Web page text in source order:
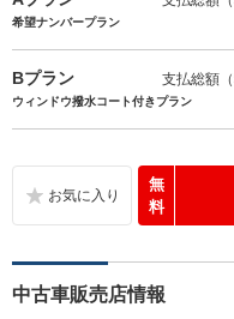
希望ナンバープラン
Bプラン 支払総額
ウィンドウ撥水コート付きプラン
無
料
中古車販売店情報